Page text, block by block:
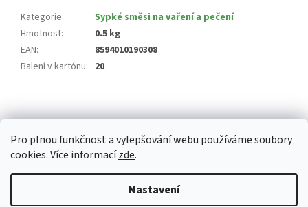
Pro plnou funkčnost a vylepšování webu používáme soubory
cookies. Více informacízde.
Nastavení
Kategorie:
Sypké směsi na vaření a pečení
Hmotnost:
0.5 kg
EAN:
8594010190308
Balení v kartónu: 20
á